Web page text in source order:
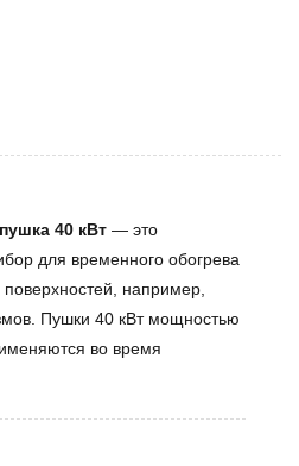
40 кВт — это
для временного обогрева
например,
Пушки 40 кВтмощностью
во время